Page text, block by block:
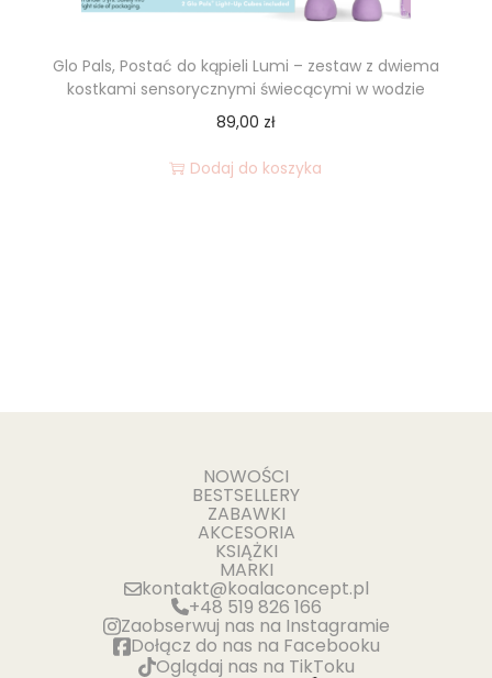
Glo Pals, Postać do kąpieli Lumi – zestaw z dwiema
kostkami sensorycznymi świecącymi w wodzie
89,00 zł
Dodaj do koszyka
kontakt@koalaconcept.pl
+48 519 826 166
Zaobserwuj nas na Instagramie
Dołącz do nas na Facebooku
Oglądaj nas na TikToku
NOWOŚCI
BESTSELLERY
ZABAWKI
AKCESORIA
KSIĄŻKI
MARKI